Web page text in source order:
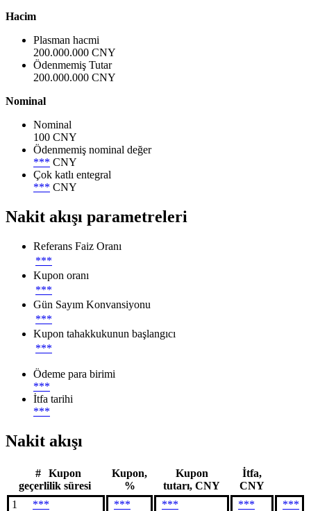
Hacim
Plasman hacmi
200.000.000 CNY
Ödenmemiş Tutar
200.000.000 CNY
Nominal
Nominal
100 CNY
Ödenmemiş nominal değer
*** CNY
Çok katlı entegral
*** CNY
Nakit akışı parametreleri
Referans Faiz Oranı
***
Kupon oranı
***
Gün Sayım Konvansiyonu
***
Kupon tahakkukunun başlangıcı
***
Ödeme para birimi
***
İtfa tarihi
***
Nakit akışı
#
Kupon
geçerlilik süresi
Kupon,
%
Kupon
tutarı, CNY
İtfa,
CNY
1
*** *** *** ***
***